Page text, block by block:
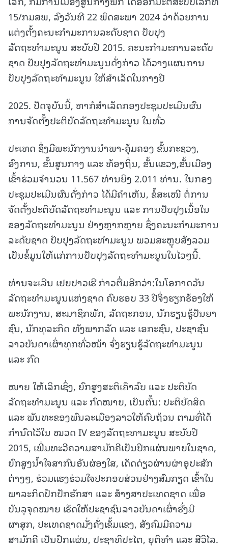
15/ກມສພ, ລົງວັນທີ 22 ພຶດສະພາ 2024 ວ່າດ້ວຍການ
ແຕ່ງຕັ້ງຄະນະກຳມະການລະດັບຊາດ ປັບປຸງ
ລັດຖະທຳມະນູນ ສະບັບປີ 2015. ຄະນະກຳມະການລະດັບ
ຊາດ ປັບປຸງລັດຖະທຳມະນູນດັ່ງກ່າວ ໄດ້ວາງແຜນການ
ປັບປຸງລັດຖະທຳມະນູນ ໃຫ້ສໍາເລັດໃນກາງປີ
2025. ປັດຈຸບັນນີ້, ຫາກໍສໍາເລັດກອງປະຊຸມປະເມີນຜົນ
ການຈັດຕັ້ງປະຕິບັດລັດຖະທຳມະນູນ ໃນທົ່ວ
ປະເທດ ຊຶ່ງມີພະນັກງານນໍາພາ-ຄຸ້ມຄອງ ຂັ້ນກະຊວງ,
ອົງການ, ຂັ້ນສູນກາງ ແລະ ທ້ອງຖິ່ນ, ຂັ້ນແຂວງ,ຂັ້ນເມືອງ
ເຂົ້າຮ່ວມຈໍານວນ 11.567 ທ່ານຍິງ 2.011 ທ່ານ. ໃນກອງ
ປະຊຸມປະເມີນຜົນດັ່ງກ່າວ ໄດ້ມີຄໍາເຫັນ, ຂໍ້ສະເໜີ ຕໍ່ການ
ຈັດຕັ້ງປະຕິບັດລັດຖະທຳມະນູນ ແລະ ການປັບປຸງເນື້ອໃນ
ຂອງລັດຖະທຳມະນູນ ຢ່າງຫຼາກຫຼາຍ ຊຶ່ງຄະນະກຳມະການ
ລະດັບຊາດ ປັບປຸງລັດຖະທຳມະນູນ ພວມສະຫຼຸບສັງລວມ
ເປັນຂໍ້ມູນໃຫ້ແກ່ການປັບປຸງລັດຖະທຳມະນູນໃນໄວໆນີ້.
ທ່ານຈະເລີນ ເຢຍປາວເຮີ ກ່າວຕື່ມອີກວ່າ:ໃນໂອກາດວັນ
ລັດຖະທຳມະນູນແຫ່ງຊາດ ຄົບຮອບ 33 ປີຈຶ່ງຮຽກຮ້ອງໃຫ້
ພະນັກງານ, ສະມາຊິກພັກ, ລັດຖະກອນ, ນັກຮຽນຮູ້ປັນຍາ
ຊົນ, ນັກທຸລະກິດ ທັງພາກລັດ ແລະ ເອກະຊົນ, ປະຊາຊົນ
ລາວບັນດາເຜົ່າທຸກທົ່ວໜ້າ ຈົ່ງຮຽນຮູ້ລັດຖະທໍາມະນູນ
ແລະ ກົດ
ໝາຍ ໃຫ້ເລິກເຊິ່ງ, ຍົກສູງສະຕິເຄົາລົບ ແລະ ປະຕິບັດ
ລັດຖະທຳມະນູນ ແລະ ກົດໝາຍ, ເປັນຕົ້ນ: ປະຕິບັດສິດ
ແລະ ພັນທະຂອງພົນລະເມືອງລາວໃຫ້ຄົບຖ້ວນ ຕາມທີ່ໄດ້
ກຳນົດໄວ້ໃນ ໝວດ IV ຂອງລັດຖະທາມະນູນ ສະບັບປີ
2015, ເພີ່ມທະວີຄວາມສາມັກຄີເປັນປຶກແຜ່ນພາຍໃນຊາດ,
ຍົກສູງນໍ້າໃຈສາກົນອັນຜ່ອງໃສ, ເດັດດ່ຽວຜ່ານຜ່າອຸປະສັກ
ຕ່າງໆ, ຮ່ວມແຮງຮ່ວມໃຈປະກອບສ່ວນຢ່າງສົມກຽດ ເຂົ້າໃນ
ພາລະກິດປົກປັກຮັກສາ ແລະ ສ້າງສາປະເທດຊາດ ເພື່ອ
ບັນລຸຈຸດໝາຍ ເຮັດໃຫ້ປະຊາຊົນລາວບັນດາເຜົ່າຮັ່ງມີ
ຜາສຸກ, ປະເທດຊາດມັ່ງຄັ່ງເຂັ້ມແຂງ, ສັງຄົມມີຄວາມ
ສາມັກຄີ ເປັນປຶກແຜ່ນ, ປະຊາທິປະໄຕ, ຍຸຕິທຳ ແລະ ສີວິໄລ.